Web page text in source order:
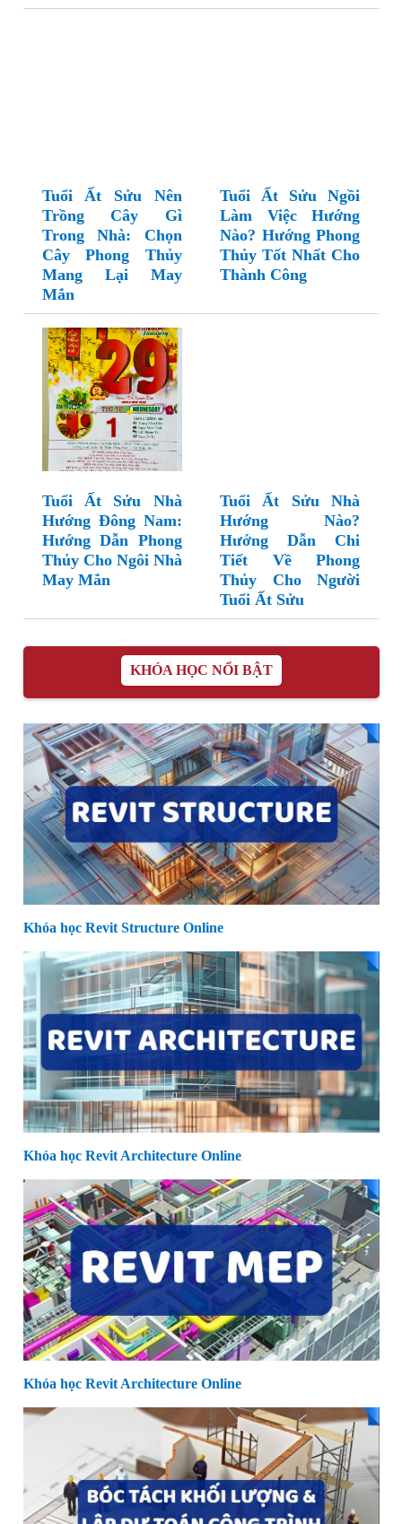
Tuổi Ất Sửu Nên
Trồng Cây Gì
Trong Nhà: Chọn
Cây Phong Thủy
Mang Lại May
Mắn
Tuổi Ất Sửu Ngồi
Làm Việc Hướng
Nào? Hướng Phong
Thủy Tốt Nhất Cho
Thành Công
Tuổi Ất Sửu Nhà
Hướng Đông Nam:
Hướng Dẫn Phong
Thủy Cho Ngôi Nhà
May Mắn
Tuổi Ất Sửu Nhà
Hướng Nào?
Hướng Dẫn Chi
Tiết Về Phong
Thủy Cho Người
Tuổi Ất Sửu
KHÓA HỌC NỔI BẬT
Khóa học Revit Structure Online
Khóa học Revit Architecture Online
Khóa học Revit Architecture Online